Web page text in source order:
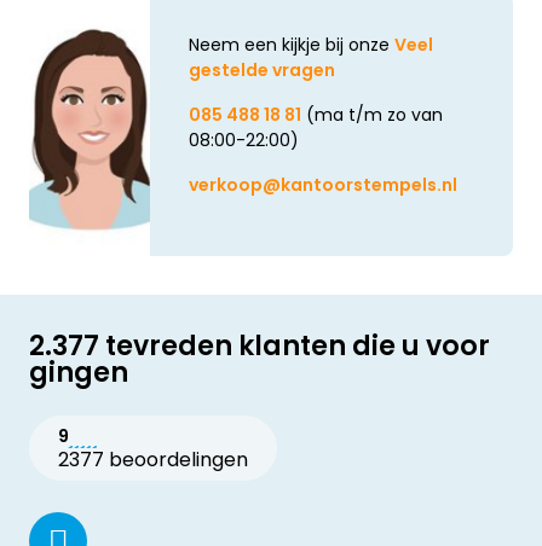
Neem een kijkje bij onze Veel
gestelde vragen
085 488 18 81 (ma t/m zo van
08:00-22:00)
verkoop@kantoorstempels.nl
2.377 tevreden klanten die u voor
gingen
9
2377 beoordelingen